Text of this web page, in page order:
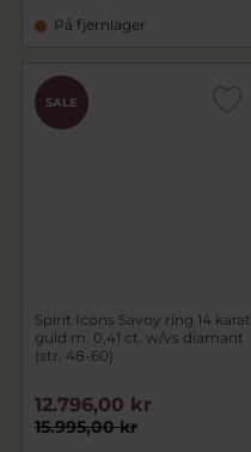
På fjernlager
SALE
Spirit Icons Savoy ring 14 karat
guld m. 0,41 ct. w/vs diamant
(str. 48-60)
15.995,00 kr
12.796,00 kr